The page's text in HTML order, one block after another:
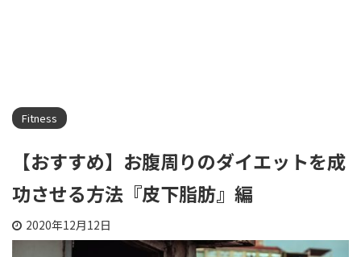
Fitness
【おすすめ】お腹周りのダイエットを成
功させる方法『皮下脂肪』編
2020年12月12日